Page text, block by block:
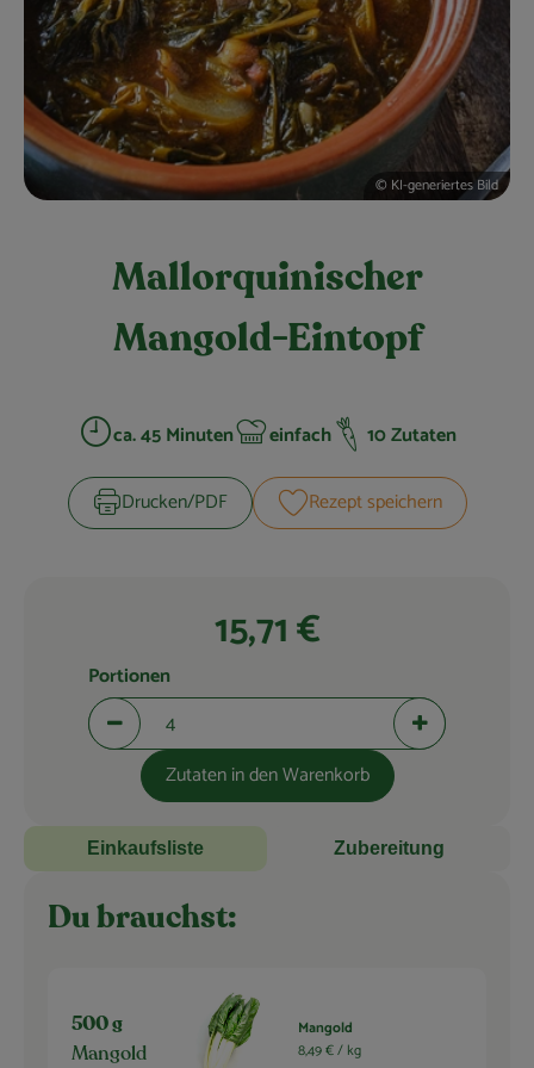
Obst & Gemüse
Kühltheke
Bäckerei
Vorratskammer
Kosmetik
Haus, Garten & Co.
So geht’s
Über uns
Blog
© KI-generiertes Bild
Mallorquinischer
Mangold-Eintopf
Zubreitungszeit:
ca. 45 MinutenSchwierigkeit:
einfach 10 Zutaten
Drucken​/​PDF Rezept speichern
15,71 €
Portionen verringern (aktuell 4 Portionen ausgewählt)
Portionen
Portionen
Zutaten in den Warenkorb
Einkaufsliste Zubereitung
Du brauchst:
500 g
Mangold
Mangold
8,49 € / kg